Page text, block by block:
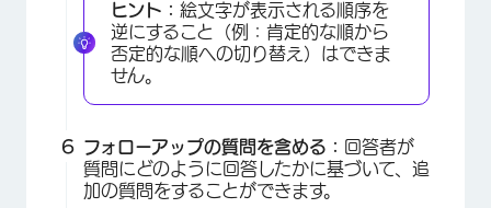
ヒント： 絵文字が表示される順序を
逆にすること（例：肯定的な順から
否定的な順への切り替え）はできま
せん。
フォローアップの質問を含める： 回答者が
質問にどのように回答したかに基づいて、追
加の質問をすることができます。